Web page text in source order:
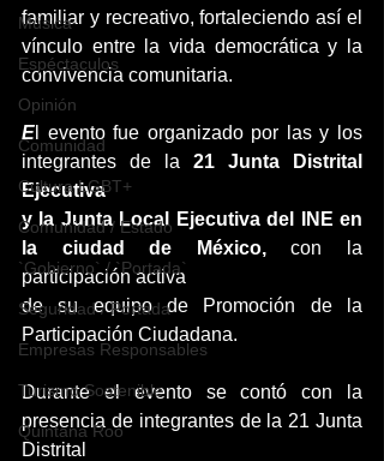
Música
Espéctaculos
Opinión
Comunidad
Cultura LGBT+
Comunidad / Estado
`Gobierno` / `Portada`
Seguridad / Portada
Empresas Responsables
Turismo Sostenible
Quintana Roo
familiar y recreativo, fortaleciendo así el
vínculo entre la vida democrática y la
convivencia comunitaria.
E l evento fue organizado por las y los
integrantes de la 21 Junta Distrital
Ejecutiva
y la Junta Local Ejecutiva del INE en
la ciudad de México, con la
participación activa
de su equipo de Promoción de la
Participación Ciudadana.
Durante el evento se contó con la
presencia de integrantes de la 21 Junta
Distrital